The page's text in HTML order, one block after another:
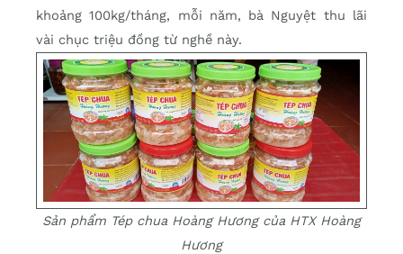
khoảng 100kg/tháng, mỗi năm, bà Nguyệt thu lãi
vài chục triệu đồng từ nghề này.
Sản phẩm Tép chua Hoàng Hương của HTX Hoàng
Hương